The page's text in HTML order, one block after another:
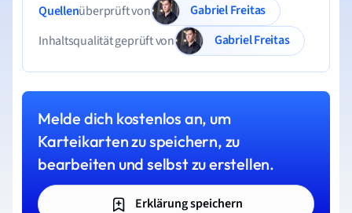
Quellenüberprüft von
Gabriel Freitas
Inhaltsqualität geprüft von
Gabriel Freitas
Melde dich kostenlos an, um
Karteikarten zu speichern, zu
bearbeiten und selbst zu erstellen.
Erklärung speichern